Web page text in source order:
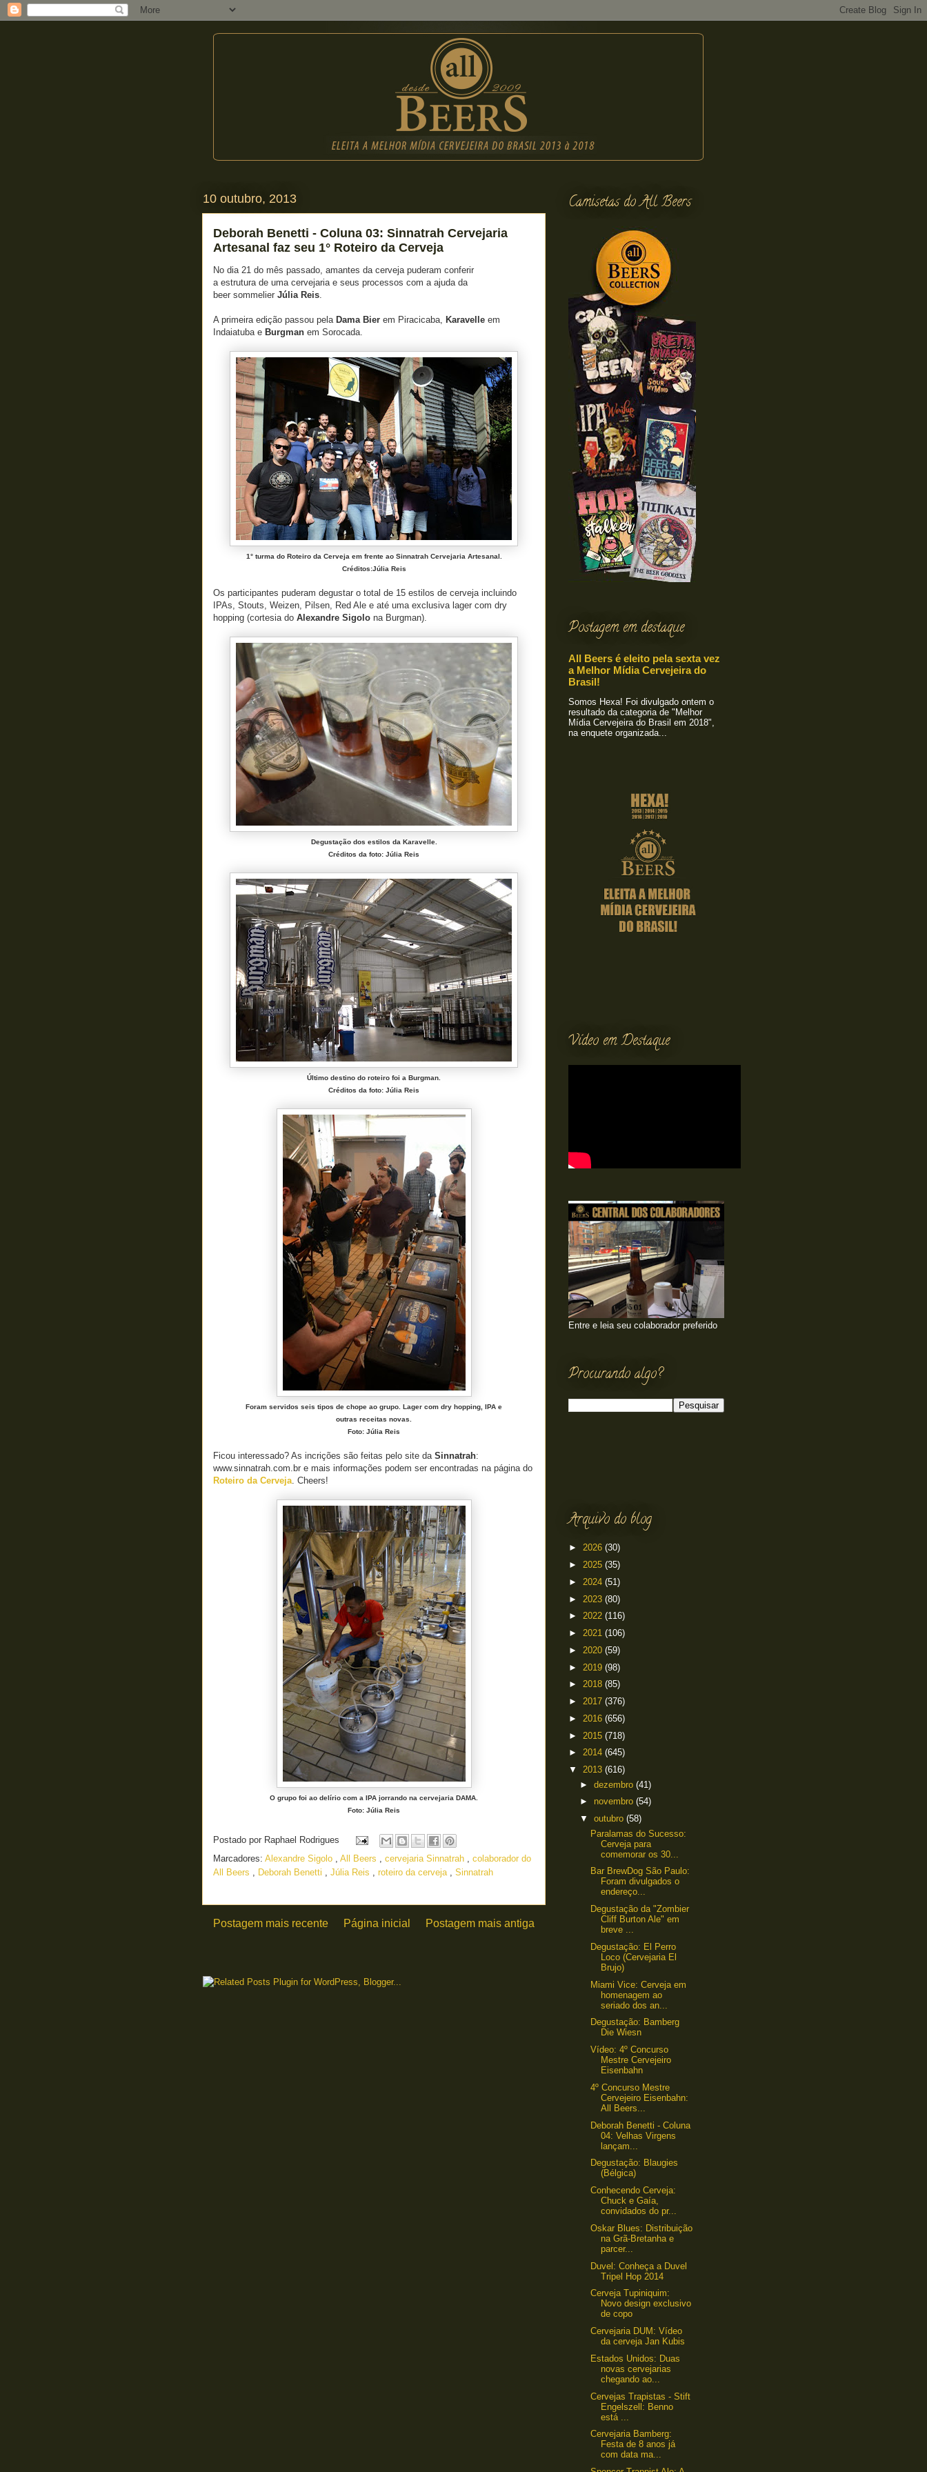
10 outubro, 2013
Deborah Benetti - Coluna 03: Sinnatrah Cervejaria
Artesanal faz seu 1° Roteiro da Cerveja
No dia 21 do mês passado, amantes da cerveja puderam conferir
a estrutura de uma cervejaria e seus processos com a ajuda da
beer sommelier Júlia Reis.
A primeira edição passou pela Dama Bier em Piracicaba, Karavelle em
Indaiatuba e Burgman em Sorocada.
1° turma do Roteiro da Cerveja em frente ao Sinnatrah Cervejaria Artesanal.
Créditos:Júlia Reis
Os participantes puderam degustar o total de 15 estilos de cerveja incluindo
IPAs, Stouts, Weizen, Pilsen, Red Ale e até uma exclusiva lager com dry
hopping (cortesia do Alexandre Sigolo na Burgman).
Degustação dos estilos da Karavelle.
Créditos da foto: Júlia Reis
Último destino do roteiro foi a Burgman.
Créditos da foto: Júlia Reis
Foram servidos seis tipos de chope ao grupo. Lager com dry hopping, IPA e
outras receitas novas.
Foto: Júlia Reis
Ficou interessado? As incrições são feitas pelo site da Sinnatrah:
www.sinnatrah.com.br e mais informações podem ser encontradas na página do
Roteiro da Cerveja. Cheers!
O grupo foi ao delírio com a IPA jorrando na cervejaria DAMA.
Foto: Júlia Reis
Postado por Raphael Rodrigues
Marcadores: Alexandre Sigolo , All Beers , cervejaria Sinnatrah , colaborador do
All Beers , Deborah Benetti , Júlia Reis , roteiro da cerveja , Sinnatrah
Postagem mais recente Postagem mais antiga
Página inicial
Camisetas do All Beers
Postagem em destaque
All Beers é eleito pela sexta vez
a Melhor Mídia Cervejeira do
Brasil!
Somos Hexa! Foi divulgado ontem o
resultado da categoria de "Melhor
Mídia Cervejeira do Brasil em 2018",
na enquete organizada...
Vídeo em Destaque
Entre e leia seu colaborador preferido
Procurando algo?
Arquivo do blog
► 2026 (30)
► 2025 (35)
► 2024 (51)
► 2023 (80)
► 2022 (116)
► 2021 (106)
► 2020 (59)
► 2019 (98)
► 2018 (85)
► 2017 (376)
► 2016 (656)
► 2015 (718)
► 2014 (645)
▼ 2013 (616)
► dezembro (41)
► novembro (54)
▼ outubro (58)
Paralamas do Sucesso:
Cerveja para
comemorar os 30...
Bar BrewDog São Paulo:
Foram divulgados o
endereço...
Degustação da "Zombier
Cliff Burton Ale" em
breve ...
Degustação: El Perro
Loco (Cervejaria El
Brujo)
Miami Vice: Cerveja em
homenagem ao
seriado dos an...
Degustação: Bamberg
Die Wiesn
Vídeo: 4º Concurso
Mestre Cervejeiro
Eisenbahn
4º Concurso Mestre
Cervejeiro Eisenbahn:
All Beers...
Deborah Benetti - Coluna
04: Velhas Virgens
lançam...
Degustação: Blaugies
(Bélgica)
Conhecendo Cerveja:
Chuck e Gaía,
convidados do pr...
Oskar Blues: Distribuição
na Grã-Bretanha e
parcer...
Duvel: Conheça a Duvel
Tripel Hop 2014
Cerveja Tupiniquim:
Novo design exclusivo
de copo
Cervejaria DUM: Vídeo
da cerveja Jan Kubis
Estados Unidos: Duas
novas cervejarias
chegando ao...
Cervejas Trapistas - Stift
Engelszell: Benno
está ...
Cervejaria Bamberg:
Festa de 8 anos já
com data ma...